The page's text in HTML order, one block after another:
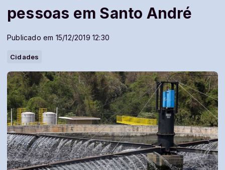
pessoas em Santo André
Publicado em 15/12/2019 12:30
Cidades